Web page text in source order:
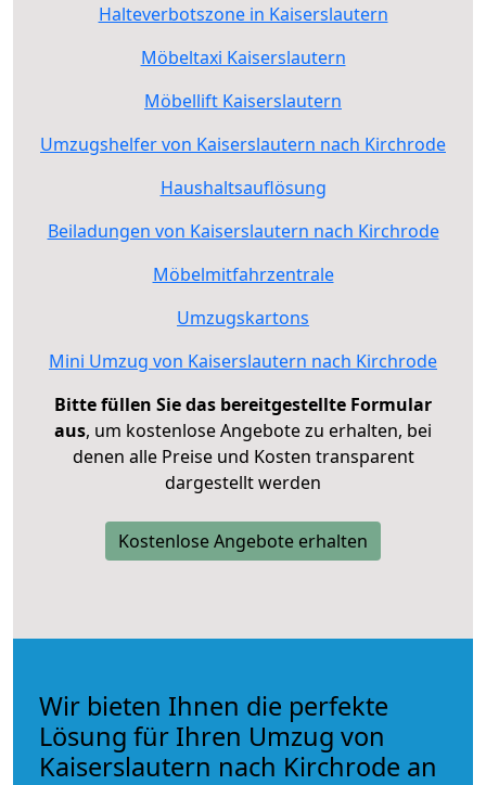
Halteverbotszone in Kaiserslautern
Möbeltaxi Kaiserslautern
Möbellift Kaiserslautern
Umzugshelfer von Kaiserslautern nach Kirchrode
Haushaltsauflösung
Beiladungen von Kaiserslautern nach Kirchrode
Möbelmitfahrzentrale
Umzugskartons
Mini Umzug von Kaiserslautern nach Kirchrode
Bitte füllen Sie das bereitgestellte Formular
aus, um kostenlose Angebote zu erhalten, bei
denen alle Preise und Kosten transparent
dargestellt werden
Kostenlose Angebote erhalten
Wir bieten Ihnen die perfekte
Lösung für Ihren Umzug von
Kaiserslautern nach Kirchrode an